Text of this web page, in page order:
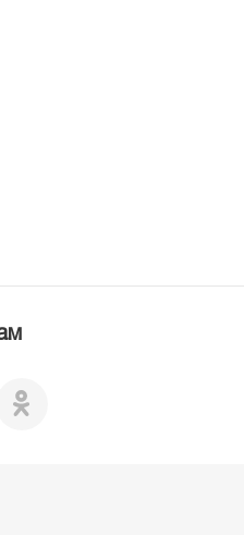
СЕГОДНЯ»